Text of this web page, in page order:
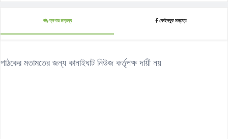
ব্লগার মন্তব্য ফেইসবুক মন্তব্য
পাঠকের মতামতের জন্য কানাইঘাট নিউজ কর্তৃপক্ষ দায়ী নয়